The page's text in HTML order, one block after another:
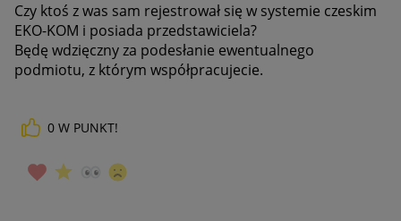
Czy ktoś z was sam rejestrował się w systemie czeskim
EKO-KOM i posiada przedstawiciela?
Będę wdzięczny za podesłanie ewentualnego
podmiotu, z którym współpracujecie.
0 W PUNKT!